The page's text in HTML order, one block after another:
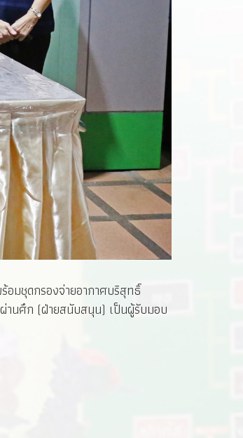
มชุดกรองจ่ายอากาศบริสุทธิ์
านศึก (ฝ่ายสนับสนุน) เป็นผู้รับมอบ